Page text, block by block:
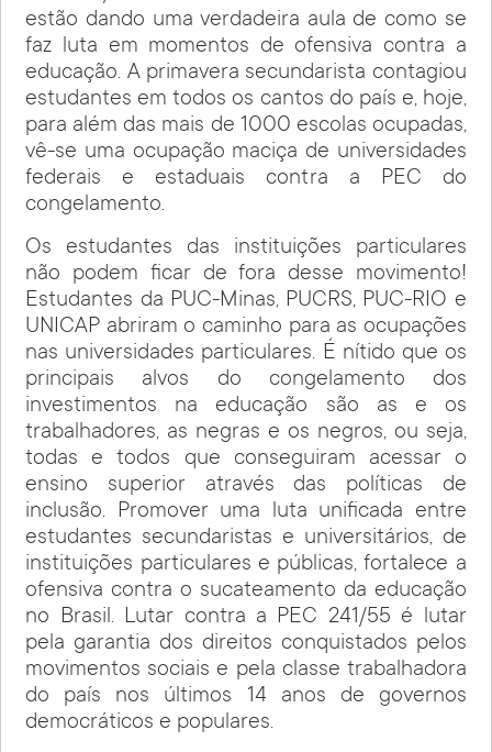
estão dando uma verdadeira aula de como se
faz luta em momentos de ofensiva contra a
educação. A primavera secundarista contagiou
estudantes em todos os cantos do país e, hoje,
para além das mais de 1000 escolas ocupadas,
vê-se uma ocupação maciça de universidades
federais e estaduais contra a PEC do
congelamento.
Os estudantes das instituições particulares
não podem ficar de fora desse movimento!
Estudantes da PUC-Minas, PUCRS, PUC-RIO e
UNICAP abriram o caminho para as ocupações
nas universidades particulares. É nítido que os
principais alvos do congelamento dos
investimentos na educação são as e os
trabalhadores, as negras e os negros, ou seja,
todas e todos que conseguiram acessar o
ensino superior através das políticas de
inclusão. Promover uma luta unificada entre
estudantes secundaristas e universitários, de
instituições particulares e públicas, fortalece a
ofensiva contra o sucateamento da educação
no Brasil. Lutar contra a PEC 241/55 é lutar
pela garantia dos direitos conquistados pelos
movimentos sociais e pela classe trabalhadora
do país nos últimos 14 anos de governos
democráticos e populares.